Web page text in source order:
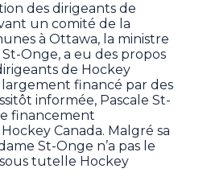
des dirigeants de
un comité de la
à Ottawa, la ministre
St-Onge, a eu des propos
de Hockey
largement financé par des
informée, Pascale St-
financement
Canada. Malgré sa
St-Onge n’a pas le
tutelle Hockey